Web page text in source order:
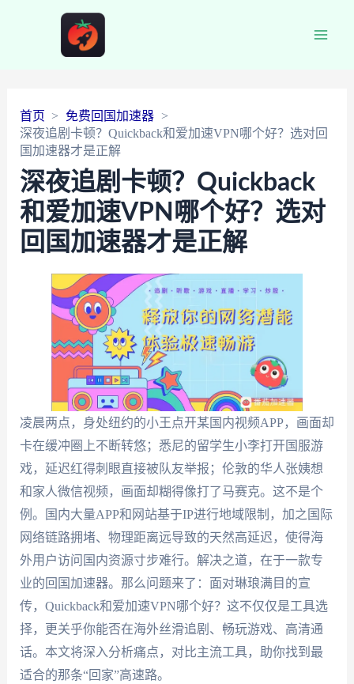
首页
免费回国加速器
深夜追剧卡顿？Quickback和爱加速VPN哪个好？选对回
国加速器才是正解
深夜追剧卡顿？Quickback
和爱加速VPN哪个好？选对
回国加速器才是正解
凌晨两点，身处纽约的小王点开某国内视频APP，画面却
卡在缓冲圈上不断转悠；悉尼的留学生小李打开国服游
戏，延迟红得刺眼直接被队友举报；伦敦的华人张姨想
和家人微信视频，画面却糊得像打了马赛克。这不是个
例。国内大量APP和网站基于IP进行地域限制，加之国际
网络链路拥堵、物理距离远导致的天然高延迟，使得海
外用户访问国内资源寸步难行。解决之道，在于一款专
业的回国加速器。那么问题来了：面对琳琅满目的宣
传，Quickback和爱加速VPN哪个好？这不仅仅是工具选
择，更关乎你能否在海外丝滑追剧、畅玩游戏、高清通
话。本文将深入分析痛点，对比主流工具，助你找到最
适合的那条“回家”高速路。